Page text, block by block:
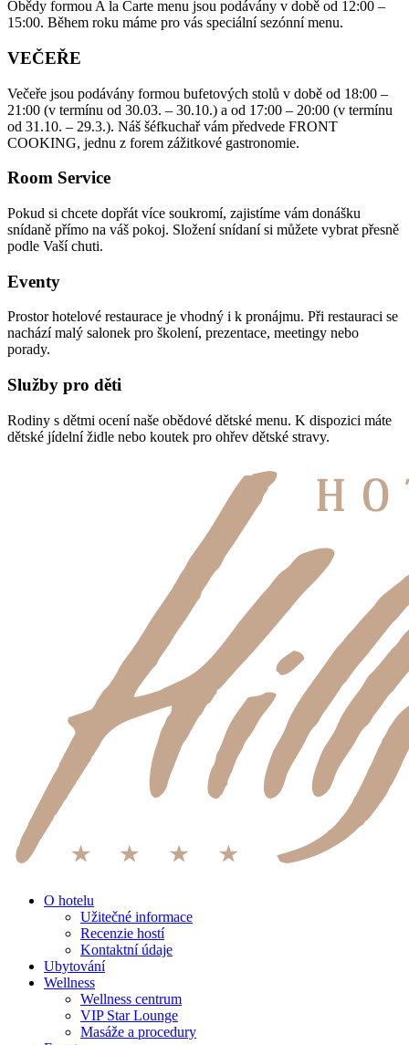
Obědy formou A la Carte menu jsou podávány v době od 12:00 –
15:00. Během roku máme pro vás speciální sezónní menu.
VEČEŘE
Večeře jsou podávány formou bufetových stolů v době od 18:00 –
21:00 (v termínu od 30.03. – 30.10.) a od 17:00 – 20:00 (v termínu
od 31.10. – 29.3.). Náš šéfkuchař vám předvede FRONT
COOKING, jednu z forem zážitkové gastronomie.
Room Service
Pokud si chcete dopřát více soukromí, zajistíme vám donášku
snídaně přímo na váš pokoj. Složení snídaní si můžete vybrat přesně
podle Vaší chuti.
Eventy
Prostor hotelové restaurace je vhodný i k pronájmu. Při restauraci se
nachází malý salonek pro školení, prezentace, meetingy nebo
porady.
Služby pro děti
Rodiny s dětmi ocení naše obědové dětské menu. K dispozici máte
dětské jídelní židle nebo koutek pro ohřev dětské stravy.
O hotelu
Užitečné informace
Recenzie hostí
Kontaktní údaje
Ubytování
Wellness
Wellness centrum
VIP Star Lounge
Masáže a procedury